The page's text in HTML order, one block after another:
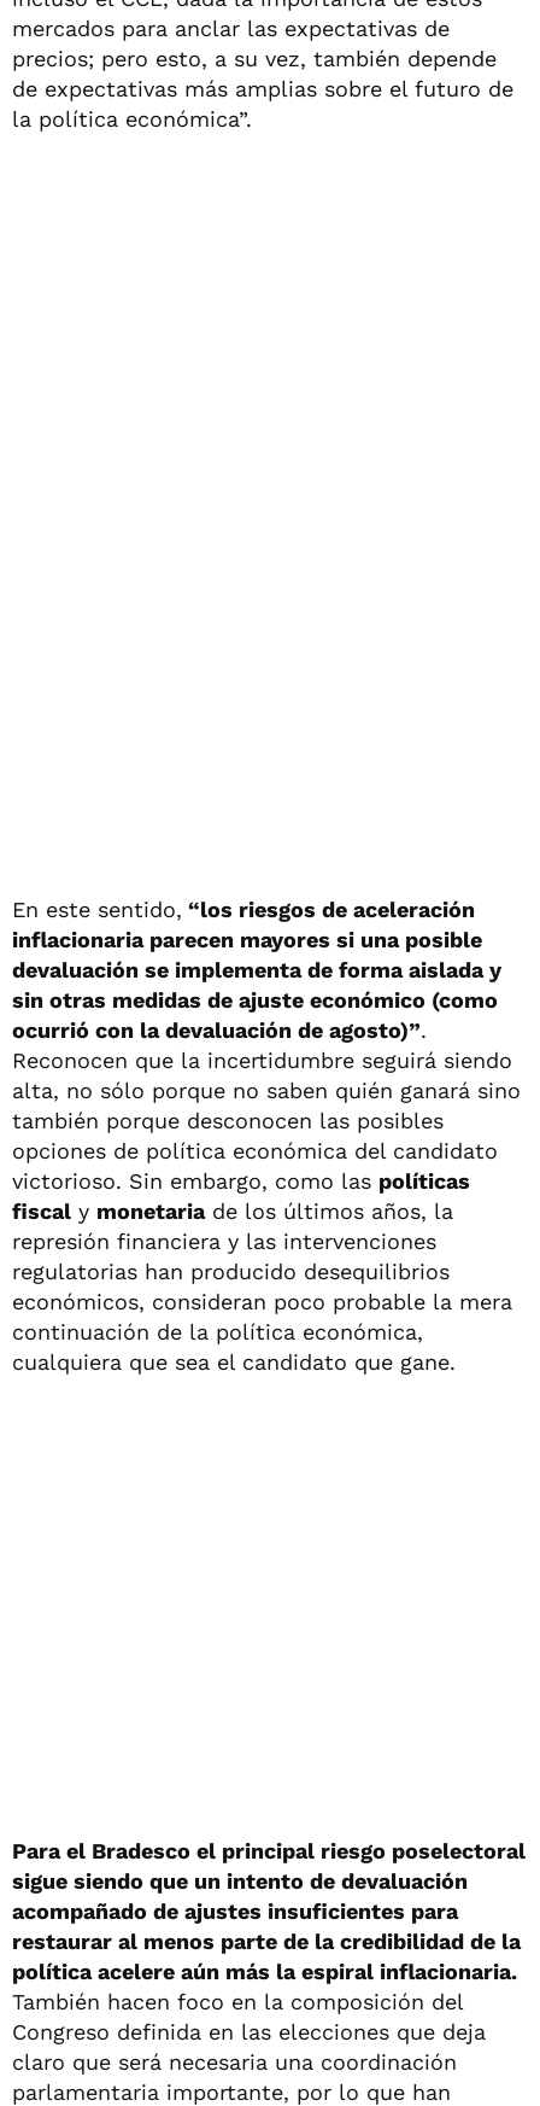
mercados para anclar las expectativas de
precios; pero esto, a su vez, también depende
de expectativas más amplias sobre el futuro de
la política económica”.
En este sentido, “los riesgos de aceleración
inflacionaria parecen mayores si una posible
devaluación se implementa de forma aislada y
sin otras medidas de ajuste económico (como
ocurrió con la devaluación de agosto)”.
Reconocen que la incertidumbre seguirá siendo
alta, no sólo porque no saben quién ganará sino
también porque desconocen las posibles
opciones de política económica del candidato
victorioso. Sin embargo, como las políticas
fiscal y monetariade los últimos años, la
represión financiera y las intervenciones
regulatorias han producido desequilibrios
económicos, consideran poco probable la mera
continuación de la política económica,
cualquiera que sea el candidato que gane.
Para el Bradesco el principal riesgo poselectoral
sigue siendo que un intento de devaluación
acompañado de ajustes insuficientes para
restaurar al menos parte de la credibilidad de la
política acelere aún más la espiral inflacionaria.
También hacen foco en la composición del
Congreso definida en las elecciones que deja
claro que será necesaria una coordinación
parlamentaria importante, por lo que han